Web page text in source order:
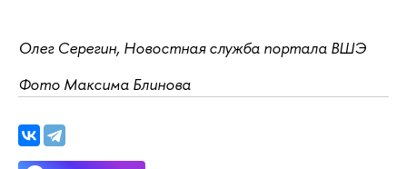
Олег Серегин, Новостная служба портала ВШЭ
Фото Максима Блинова